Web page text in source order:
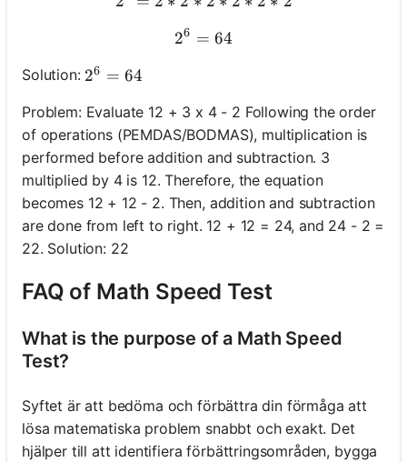
2^6 = 64
26 = 64
Solution: 2^6 = 64
26 = 64
Problem: Evaluate 12 + 3 x 4 - 2 Following the order
of operations (PEMDAS/BODMAS), multiplication is
performed before addition and subtraction. 3
multiplied by 4 is 12. Therefore, the equation
becomes 12 + 12 - 2. Then, addition and subtraction
are done from left to right. 12 + 12 = 24, and 24 - 2 =
22. Solution: 22
FAQ of Math Speed Test
What is the purpose of a Math Speed
Test?
Syftet är att bedöma och förbättra din förmåga att
lösa matematiska problem snabbt och exakt. Det
hjälper till att identifiera förbättringsområden, bygga